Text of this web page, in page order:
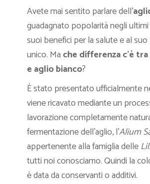
Avete mai sentito parlare dell’
guadagnato popolarità negli ultimi
suoi benefici per la salute e al
unico. Ma che differenza c’è
e aglio bianco?
È stato presentato ufficialmente
viene ricavato mediante un
lavorazione completamente
fermentazione dell’aglio, l’Alium
appertenente alla famiglia delle
tutti noi conosciamo. Quindi la
è data da conservanti o additivi.